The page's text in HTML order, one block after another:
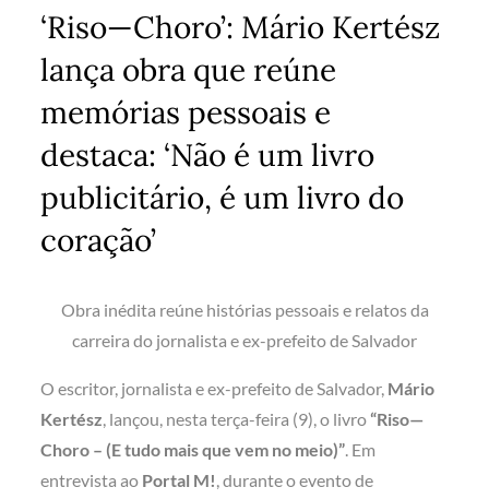
‘Riso—Choro’: Mário Kertész
lança obra que reúne
memórias pessoais e
destaca: ‘Não é um livro
publicitário, é um livro do
coração’
Obra inédita reúne histórias pessoais e relatos da
carreira do jornalista e ex-prefeito de Salvador
O escritor, jornalista e ex-prefeito de Salvador, Mário
Kertész, lançou, nesta terça-feira (9), o livro“Riso—
Choro – (E tudo mais que vem no meio)”. Em
entrevista ao Portal M!, durante o evento de